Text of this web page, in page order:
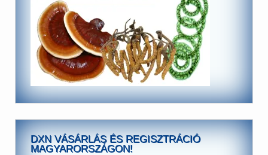
DXN VÁSÁRLÁS ÉS REGISZTRÁCIÓ
MAGYARORSZÁGON!